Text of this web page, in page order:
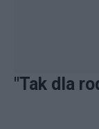
"Tak dla